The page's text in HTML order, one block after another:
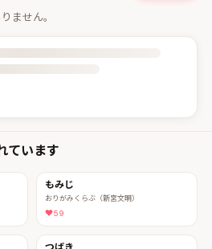
ません。
す
ています
もみじ
おりがみくらぶ（新宮文明）
59